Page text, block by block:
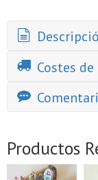
Costes
Productos